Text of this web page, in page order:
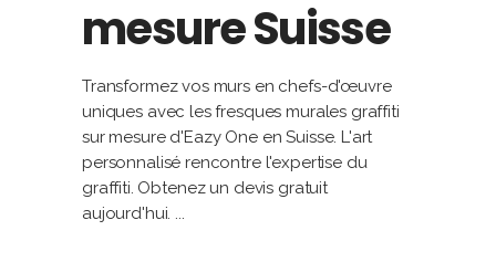
mesure Suisse
Transformez vos murs en chefs-d'œuvre
uniques avec les fresques murales graffiti
sur mesure d'Eazy One en Suisse. L'art
personnalisé rencontre l'expertise du
graffiti. Obtenez un devis gratuit
aujourd'hui.